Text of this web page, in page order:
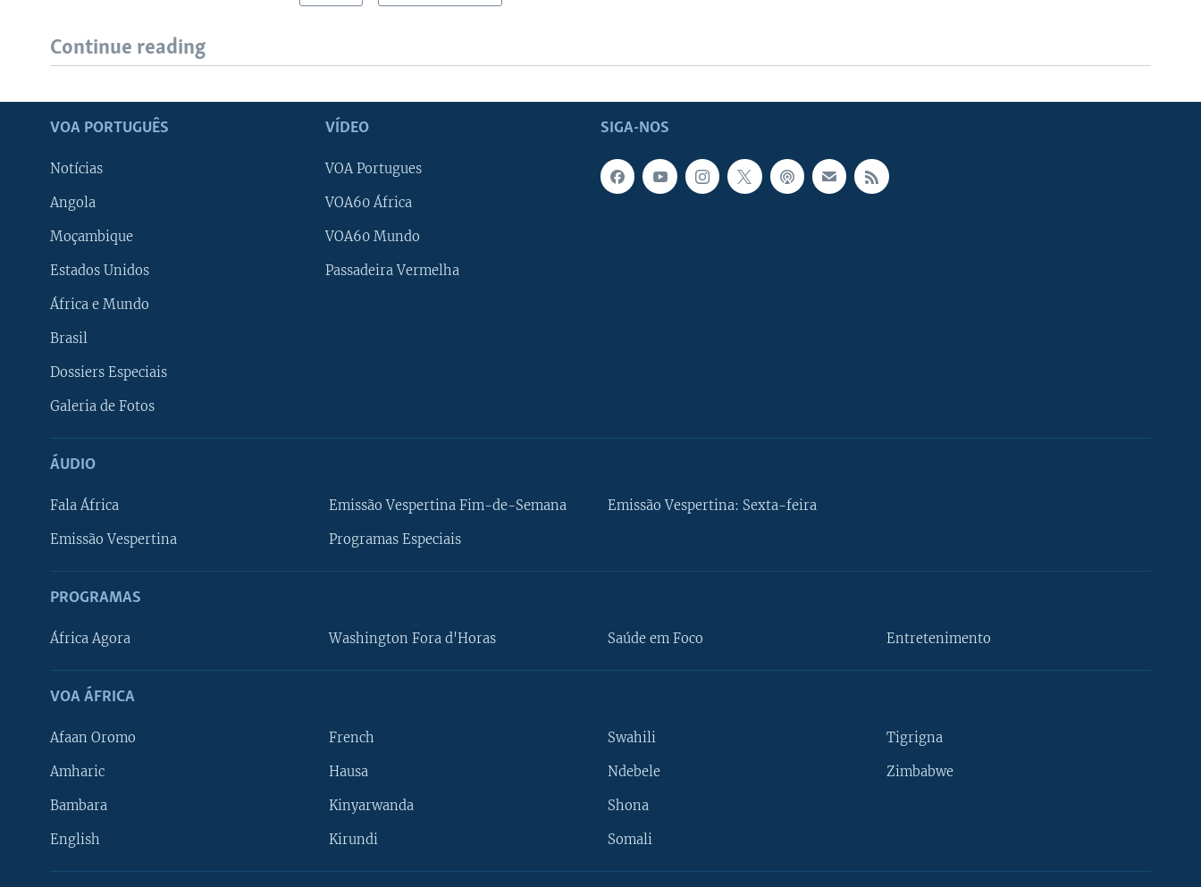
Continue reading
SIGA-NOS
VOA PORTUGUÊS
Notícias
Angola
Moçambique
Estados Unidos
África e Mundo
Brasil
Dossiers Especiais
Galeria de Fotos
VÍDEO
VOA Portugues
VOA60 África
VOA60 Mundo
Passadeira Vermelha
ÁUDIO
Fala África
Emissão Vespertina
Emissão Vespertina Fim-de-Semana
Programas Especiais
Emissão Vespertina: Sexta-feira
PROGRAMAS
África Agora Washington Fora d'Horas Saúde em Foco Entretenimento
VOA ÁFRICA
Afaan Oromo
Amharic
Bambara
English
French
Hausa
Kinyarwanda
Kirundi
Swahili
Ndebele
Shona
Somali
Tigrigna
Zimbabwe